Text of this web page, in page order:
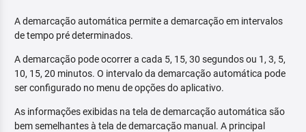
A demarcação automática permite a demarcação em intervalos
de tempo pré determinados.
A demarcação pode ocorrer a cada 5, 15, 30 segundos ou 1, 3, 5,
10, 15, 20 minutos. O intervalo da demarcação automática pode
ser configurado no menu de opções do aplicativo.
As informações exibidas na tela de demarcação automática são
bem semelhantes à tela de demarcação manual. A principal